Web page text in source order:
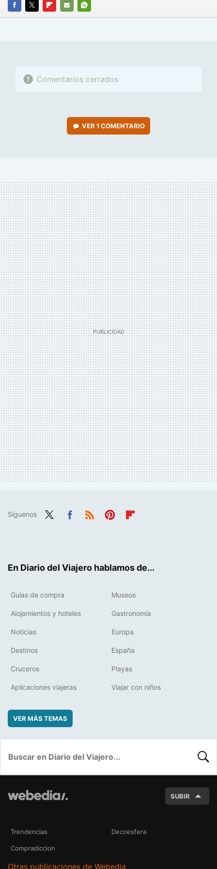
FACEBOOK
TWITTERFLIPBOARD
E-
WHATSAPP
Comentarios cerrados
VER 1 COMENTARIO
Síguenos
En Diario del Viajero hablamos de...
Guías de compra Museos
Alojamientos y hoteles Gastronomía
Noticias Europa
Destinos España
Cruceros Playas
Aplicaciones viajeras Viajar con niños
VER MÁS TEMAS
SUBIR
Trendencias Decoesfera
Compradiccion
Otras publicaciones de Webedia